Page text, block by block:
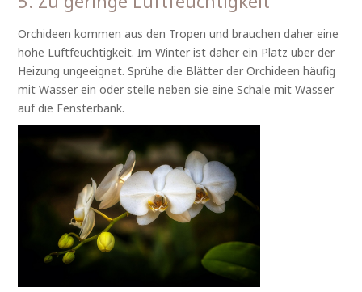
Orchideen kommen aus den Tropen und brauchen daher eine
hohe Luftfeuchtigkeit. Im Winter ist daher ein Platz über der
Heizung ungeeignet. Sprühe die Blätter der Orchideen häufig
mit Wasser ein oder stelle neben sie eine Schale mit Wasser
auf die Fensterbank.